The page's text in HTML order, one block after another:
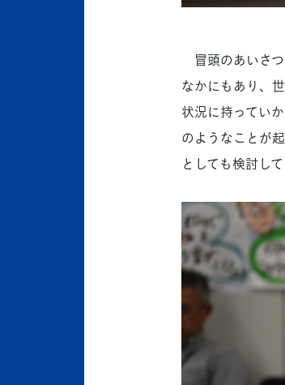
冒頭のあいさ
なかにもあり、
状況に持ってい
のようなことが
としても検討して